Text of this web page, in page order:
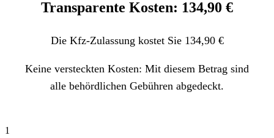
Transparente Kosten: 134,90 €
Die Kfz-Zulassung kostet Sie 134,90 €
Keine versteckten Kosten: Mit diesem Betrag sind
alle behördlichen Gebühren abgedeckt.
1